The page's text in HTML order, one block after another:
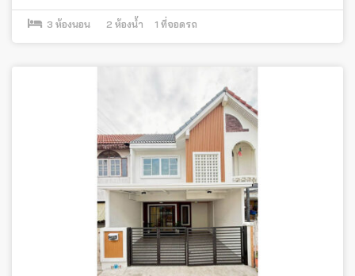
3 ห้องนอน 2 ห้องน้ำ 1 ที่จอดรถ